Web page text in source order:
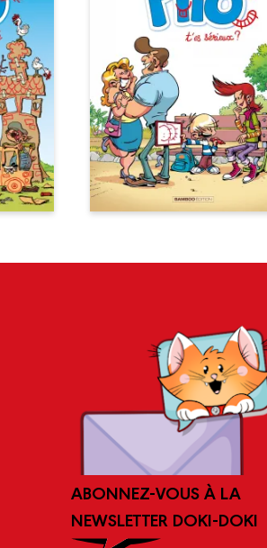
ABONNEZ-VOUS À LA
NEWSLETTER DOKI-DOKI